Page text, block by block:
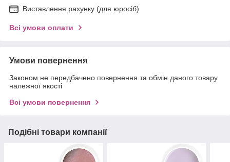
Виставлення рахунку (для юросіб)
Всі умови оплати
Умови повернення
Законом не передбачено повернення та обмін даного товару
належної якості
Всі умови повернення
Подібні товари компанії